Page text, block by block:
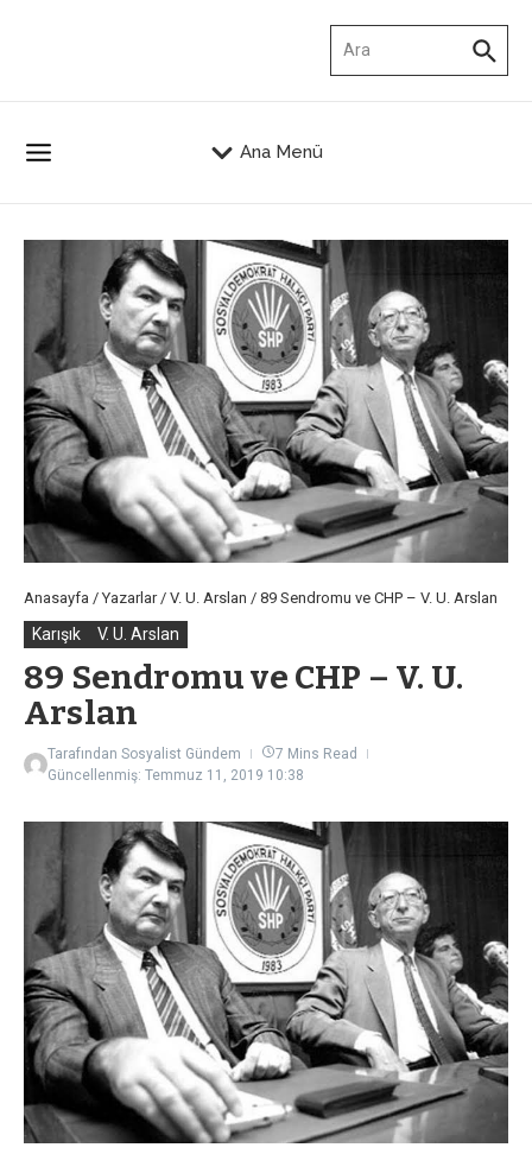
Ana Menü
Anasayfa /Yazarlar/ V. U. Arslan / 89 Sendromu ve CHP – V. U. Arslan
Karışık V. U. Arslan
89 Sendromu ve CHP – V. U.
Arslan
Tarafından Sosyalist Gündem
7 Mins Read
Güncellenmiş: Temmuz 11, 2019 10:38